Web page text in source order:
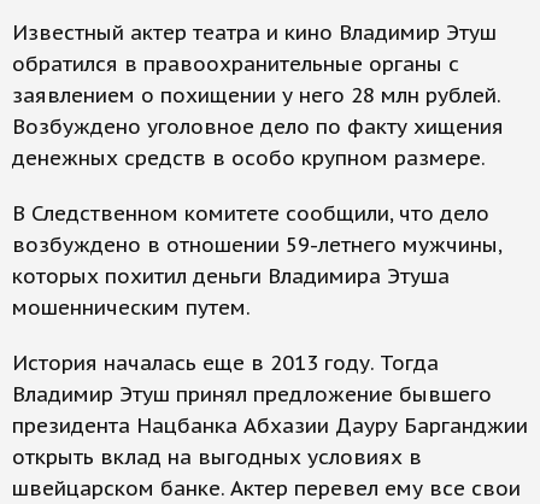
Известный актер театра и кино Владимир Этуш
обратился в правоохранительные органы с
заявлением о похищении у него 28 млн рублей.
Возбуждено уголовное дело по факту хищения
денежных средств в особо крупном размере.
В Следственном комитете сообщили, что дело
возбуждено в отношении 59-летнего мужчины,
которых похитил деньги Владимира Этуша
мошенническим путем.
История началась еще в 2013 году. Тогда
Владимир Этуш принял предложение бывшего
президента Нацбанка Абхазии Дауру Барганджии
открыть вклад на выгодных условиях в
швейцарском банке. Актер перевел ему все свои